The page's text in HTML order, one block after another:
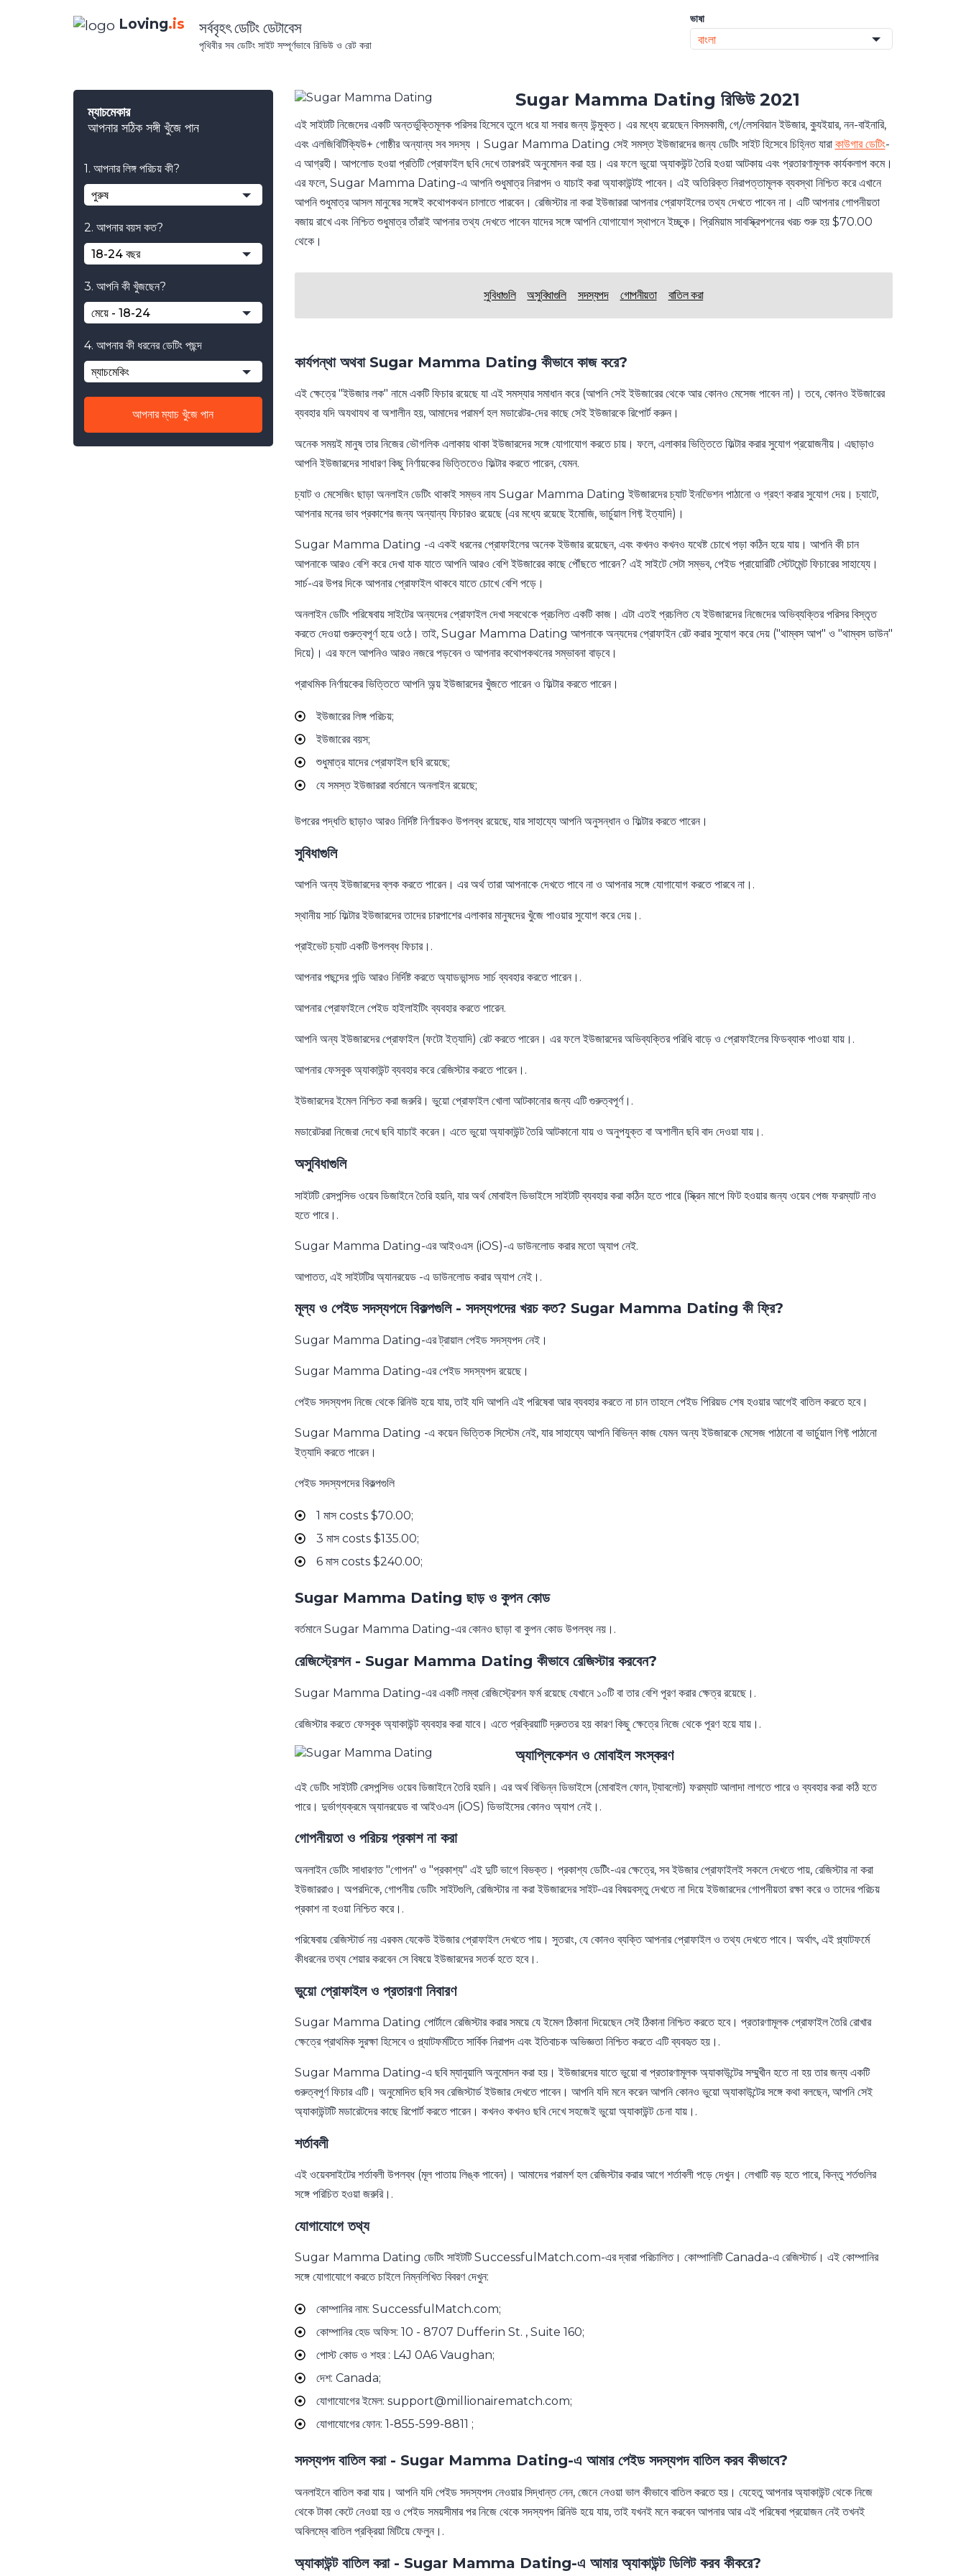
Loving.is সর্ববৃহৎ ডেটিং ডেটাবেস
পৃথিবীর সব ডেটিং সাইট সম্পূর্ণভাবে রিভিউ ও রেট করা
ভাষা
বাংলা
ম্যাচমেকার
আপনার সঠিক সঙ্গী খুঁজে পান
1. আপনার লিঙ্গ পরিচয় কী?
পুরুষ
2. আপনার বয়স কত?
18-24 বছর
3. আপনি কী খুঁজছেন?
মেয়ে - 18-24
4. আপনার কী ধরনের ডেটিং পছন্দ
ম্যাচমেকিং
আপনার ম্যাচ খুঁজে পান
Sugar Mamma Dating রিভিউ 2021
এই সাইটটি নিজেদের একটি অন্তর্ভুক্তিমূলক পরিসর হিসেবে তুলে ধরে যা সবার জন্য উন্মুক্ত। এর মধ্যে রয়েছেন বিসমকামী, গে/লেসবিয়ান ইউজার, ক্যুইয়ার, নন-বাইনারি,
এবং এলজিবিটিক্যিউ+ গোষ্ঠীর অন্যান্য সব সদস্য । Sugar Mamma Dating সেই সমস্ত ইউজারদের জন্য ডেটিং সাইট হিসেবে চিহ্নিত যারা কাউগার ডেটিং-
এ আগ্রহী। আপলোড হওয়া প্রতিটি প্রোফাইল ছবি দেখে তারপরই অনুমোদন করা হয়। এর ফলে ভুয়ো অ্যাকউন্ট তৈরি হওয়া আটকায় এবং প্রতারণামূলক কার্যকলাপ কমে।
এর ফলে, Sugar Mamma Dating-এ আপনি শুধুমাত্র নিরাপদ ও যাচাই করা অ্যাকাউন্টই পাবেন। এই অতিরিক্ত নিরাপত্তামূলক ব্যবস্থা নিশ্চিত করে এখানে
আপনি শুধুমাত্র আসল মানুষের সঙ্গেই কথোপকথন চালাতে পারবেন। রেজিস্টার না করা ইউজাররা আপনার প্রোফাইলের তথ্য দেখতে পাবেন না। এটি আপনার গোপনীয়তা
বজায় রাখে এবং নিশ্চিত শুধুমাত্র তাঁরাই আপনার তথ্য দেখতে পাবেন যাদের সঙ্গে আপনি যোগাযোগ স্থাপনে ইচ্ছুক। প্রিমিয়াম সাবস্ক্রিপশনের খরচ শুরু হয় $70.00
থেকে।
সুবিধাগুলি অসুবিধাগুলি সদস্যপদ গোপনীয়তা বাতিল করা
কার্যপন্থা অথবা Sugar Mamma Dating কীভাবে কাজ করে?
এই ক্ষেত্রে "ইউজার লক" নামে একটি ফিচার রয়েছে যা এই সমস্যার সমাধান করে (আপনি সেই ইউজারের থেকে আর কোনও মেসেজ পাবেন না)। তবে, কোনও ইউজারের
ব্যবহার যদি অযথাযথ বা অশালীন হয়, আমাদের পরামর্শ হল মডারেটর-দের কাছে সেই ইউজারকে রিপোর্ট করুন।
অনেক সময়ই মানুষ তার নিজের ভৌগলিক এলাকায় থাকা ইউজারদের সঙ্গে যোগাযোগ করতে চায়। ফলে, এলাকার ভিত্তিতে ফিল্টার করার সুযোগ প্রয়োজনীয়। এছাড়াও
আপনি ইউজারদের সাধারণ কিছু নির্ণায়কের ভিত্তিতেও ফিল্টার করতে পারেন, যেমন.
চ্যাট ও মেসেজিং ছাড়া অনলাইন ডেটিং থাকাই সম্ভব নায Sugar Mamma Dating ইউজারদের চ্যাট ইনভিেশন পাঠানো ও গ্রহণ করার সুযোগ দেয়। চ্যাটে,
আপনার মনের ভাব প্রকাশের জন্য অন্যান্য ফিচারও রয়েছে (এর মধ্যে রয়েছে ইমোজি, ভার্চুয়াল গিফ্ট ইত্যাদি)।
Sugar Mamma Dating -এ একই ধরনের প্রোফাইলের অনেক ইউজার রয়েছেন, এবং কখনও কখনও যথেষ্ট চোখে পড়া কঠিন হয়ে যায়। আপনি কী চান
আপনাকে আরও বেশি করে দেখা যাক যাতে আপনি আরও বেশি ইউজারের কাছে পৌঁছতে পারেন? এই সাইটে সেটা সম্ভব, পেইড প্রায়োরিটি স্টেটমেন্ট ফিচারের সাহায্যে।
সার্চ-এর উপর দিকে আপনার প্রোফাইল থাকবে যাতে চোখে বেশি পড়ে।
অনলাইন ডেটিং পরিষেবায় সাইটের অন্যদের প্রোফাইল দেখা সবথেকে প্রচলিত একটি কাজ। এটা এতই প্রচলিত যে ইউজারদের নিজেদের অভিব্যক্তির পরিসর বিস্তৃত
করতে দেওয়া গুরুত্বপূর্ণ হয়ে ওঠে। তাই, Sugar Mamma Dating আপনাকে অন্যদের প্রোফাইন রেট করার সুযোগ করে দেয় ("থাম্বস আপ" ও "থাম্বস ডাউন"
দিয়ে)। এর ফলে আপনিও আরও নজরে পড়বেন ও আপনার কথোপকথনের সম্ভাবনা বাড়বে।
প্রাথমিক নির্ণায়কের ভিত্তিতে আপনি অন্য় ইউজারদের খুঁজতে পারেন ও ফিল্টার করতে পারেন।
ইউজারের লিঙ্গ পরিচয়;
ইউজারের বয়স;
শুধুমাত্র যাদের প্রোফাইল ছবি রয়েছে;
যে সমস্ত ইউজাররা বর্তমানে অনলাইন রয়েছে;
উপরের পদ্ধতি ছাড়াও আরও নির্দিষ্ট নির্ণায়কও উপলব্ধ রয়েছে, যার সাহায্যে আপনি অনুসন্ধান ও ফিল্টার করতে পারেন।
সুবিধাগুলি
আপনি অন্য ইউজারদের ব্লক করতে পারেন। এর অর্থ তারা আপনাকে দেখতে পাবে না ও আপনার সঙ্গে যোগাযোগ করতে পারবে না।.
স্থানীয় সার্চ ফিল্টার ইউজারদের তাদের চারপাশের এলাকার মানুষদের খুঁজে পাওয়ার সুযোগ করে দেয়।.
প্রাইভেট চ্যাট একটি উপলব্ধ ফিচার।.
আপনার পছন্দের গন্ডি আরও নির্দিষ্ট করতে অ্যাডভান্সড সার্চ ব্যবহার করতে পারেন।.
আপনার প্রোফাইলে পেইড হাইলাইটিং ব্যবহার করতে পারেন.
আপনি অন্য ইউজারদের প্রোফাইল (ফটো ইত্যাদি) রেট করতে পারেন। এর ফলে ইউজারদের অভিব্যক্তির পরিধি বাড়ে ও প্রোফাইলের ফিডব্যাক পাওয়া যায়।.
আপনার ফেসবুক অ্যাকাউন্ট ব্যবহার করে রেজিস্টার করতে পারেন।.
ইউজারদের ইমেল নিশ্চিত করা জরুরি। ভুয়ো প্রোফাইল খোলা আটকানোর জন্য এটি গুরুত্বপূর্ণ।.
মডারেটররা নিজেরা দেখে ছবি যাচাই করেন। এতে ভুয়ো অ্যাকাউন্ট তৈরি আটকানো যায় ও অনুপযুক্ত বা অশালীন ছবি বাদ দেওয়া যায়।.
অসুবিধাগুলি
সাইটটি রেসপন্সিভ ওয়েব ডিজাইনে তৈরি হয়নি, যার অর্থ মোবাইল ডিভাইসে সাইটটি ব্যবহার করা কঠিন হতে পারে (স্ক্রিন মাপে ফিট হওয়ার জন্য ওয়েব পেজ ফরম্যাট নাও
হতে পারে।.
Sugar Mamma Dating-এর আইওএস (iOS)-এ ডাউনলোড করার মতো অ্যাপ নেই.
আপাতত, এই সাইটটির অ্যানরয়েড -এ ডাউনলোড করার অ্যাপ নেই।.
মূল্য ও পেইড সদস্যপদে বিকল্পগুলি - সদস্যপদের খরচ কত? Sugar Mamma Dating কী ফ্রি?
Sugar Mamma Dating-এর ট্রায়াল পেইড সদস্যপদ নেই।
Sugar Mamma Dating-এর পেইড সদস্যপদ রয়েছে।
পেইড সদস্যপদ নিজে থেকে রিনিউ হয়ে যায়, তাই যদি আপনি এই পরিষেবা আর ব্যবহার করতে না চান তাহলে পেইড পিরিয়ড শেষ হওয়ার আগেই বাতিল করতে হবে।
Sugar Mamma Dating -এ কয়েন ভিত্তিক সিস্টেম নেই, যার সাহায্যে আপনি বিভিন্ন কাজ যেমন অন্য ইউজারকে মেসেজ পাঠানো বা ভার্চুয়াল গিফ্ট পাঠানো
ইত্যাদি করতে পারেন।
পেইড সদস্যপদের বিকল্পগুলি
1 মাস costs $70.00;
3 মাস costs $135.00;
6 মাস costs $240.00;
Sugar Mamma Dating ছাড় ও কুপন কোড
বর্তমানে Sugar Mamma Dating-এর কোনও ছাড়া বা কুপন কোড উপলব্ধ নয়।.
রেজিস্ট্রেশন - Sugar Mamma Dating কীভাবে রেজিস্টার করবেন?
Sugar Mamma Dating-এর একটি লম্বা রেজিস্ট্রেশন ফর্ম রয়েছে যেখানে ১০টি বা তার বেশি পূরণ করার ক্ষেত্র রয়েছে।.
রেজিস্টার করতে ফেসবুক অ্যাকাউন্ট ব্যবহার করা যাবে। এতে প্রক্রিয়াটি দ্রুততর হয় কারণ কিছু ক্ষেত্রে নিজে থেকে পূরণ হয়ে যায়।.
অ্যাপ্লিকেশন ও মোবাইল সংস্করণ
এই ডেটিং সাইটটি রেসপন্সিভ ওয়েব ডিজাইনে তৈরি হয়নি। এর অর্থ বিভিন্ন ডিভাইসে (মোবাইল ফোন, ট্যাবলেট) ফরম্যাট আলাদা লাগতে পারে ও ব্যবহার করা কঠি হতে
পারে। দুর্ভাগ্যক্রমে অ্যানরয়েড বা আইওএস (iOS) ডিভাইসের কোনও অ্যাপ নেই।.
গোপনীয়তা ও পরিচয় প্রকাশ না করা
অনলাইন ডেটিং সাধারণত "গোপন" ও "প্রকাশ্য" এই দুটি ভাগে বিভক্ত। প্রকাশ্য ডেটিঁং-এর ক্ষেত্রে, সব ইউজার প্রোফাইলই সকলে দেখতে পায়, রেজিস্টার না করা
ইউজাররাও। অপরদিকে, গোপনীয় ডেটিং সাইটগুলি, রেজিস্টার না করা ইউজারদের সাইট-এর বিষয়বস্তু দেখতে না দিয়ে ইউজারদের গোপনীয়তা রক্ষা করে ও তাদের পরিচয়
প্রকাশ না হওয়া নিশ্চিত করে।.
পরিষেবায় রেজিস্টার্ড নয় এরকম যেকেউ ইউজার প্রোফাইল দেখতে পায়। সুতরাং, যে কোনও ব্যক্তি আপনার প্রোফাইল ও তথ্য দেখতে পাবে। অর্থাৎ, এই প্ল্যাটফর্মে
কীধরনের তথ্য শেয়ার করবেন সে বিষয়ে ইউজারদের সতর্ক হতে হবে।.
ভুয়ো প্রোফাইল ও প্রতারণা নিবারণ
Sugar Mamma Dating পোর্টালে রেজিস্টার করার সময়ে যে ইমেল ঠিকানা দিয়েছেন সেই ঠিকানা নিশ্চিত করতে হবে। প্রতারণামূলক প্রোফাইল তৈরি রোখার
ক্ষেত্রে প্রাথমিক সুরক্ষা হিসেবে ও প্ল্যাটফর্মটিতে সার্বিক নিরাপদ এবং ইতিবাচক অভিজ্ঞতা নিশ্চিত করতে এটি ব্যবহৃত হয়।.
Sugar Mamma Dating-এ ছবি ম্যানুয়ালি অনুমোদন করা হয়। ইউজারদের যাতে ভুয়ো বা প্রতারণামূলক অ্যাকাউন্টের সম্মুখীন হতে না হয় তার জন্য একটি
গুরুত্বপূর্ণ ফিচার এটি। অনুমোদিত ছবি সব রেজিস্টার্ড ইউজার দেখতে পাবেন। আপনি যদি মনে করেন আপনি কোনও ভুয়ো অ্যাকাউন্টের সঙ্গে কথা বলছেন, আপনি সেই
অ্যাকাউন্টটি মডারেটদের কাছে রিপোর্ট করতে পারেন। কখনও কখনও ছবি দেখে সহজেই ভুয়ো অ্যাকাউন্ট চেনা যায়।.
শর্তাবলী
এই ওয়েবসাইটের শর্তাবলী উপলব্ধ (মূল পাতায় লিঙ্ক পাবেন)। আমাদের পরামর্শ হল রেজিস্টার করার আগে শর্তাবলী পড়ে দেখুন। লেখাটি বড় হতে পারে, কিন্তু শর্তগুলির
সঙ্গে পরিচিত হওয়া জরুরি।.
যোগাযোগে তথ্য
Sugar Mamma Dating ডেটিং সাইটটি SuccessfulMatch.com-এর দ্বারা পরিচালিত। কোম্পানিটি Canada-এ রেজিস্টার্ড। এই কোম্পানির
সঙ্গে যোগাযোগে করতে চাইলে নিম্নলিখিত বিবরণ দেখুন:
কোম্পানির নাম: SuccessfulMatch.com;
কোম্পানির হেড অফিস: 10 - 8707 Dufferin St. , Suite 160;
পোস্ট কোড ও শহর : L4J 0A6 Vaughan;
দেশ: Canada;
যোগাযোগের ইমেল: support@millionairematch.com;
যোগাযোগের ফোন: 1-855-599-8811 ;
সদস্যপদ বাতিল করা - Sugar Mamma Dating-এ আমার পেইড সদস্যপদ বাতিল করব কীভাবে?
অনলাইনে বাতিল করা যায়। আপনি যদি পেইড সদস্যপদ নেওয়ার সিদ্ধান্ত নেন, জেনে নেওয়া ভাল কীভাবে বাতিল করতে হয়। যেহেতু আপনার অ্যাকাউন্ট থেকে নিজে
থেকে টাকা কেটে নেওয়া হয় ও পেইড সময়সীমার পর নিজে থেকে সদস্যপদ রিনিউ হয়ে যায়, তাই যখনই মনে করবেন আপনার আর এই পরিষেবা প্রয়োজন নেই তখনই
অবিলম্বে বাতিল প্রক্রিয়া মিটিয়ে ফেলুন।.
অ্যাকাউন্ট বাতিল করা - Sugar Mamma Dating-এ আমার অ্যাকাউন্ট ডিলিট করব কীকরে?